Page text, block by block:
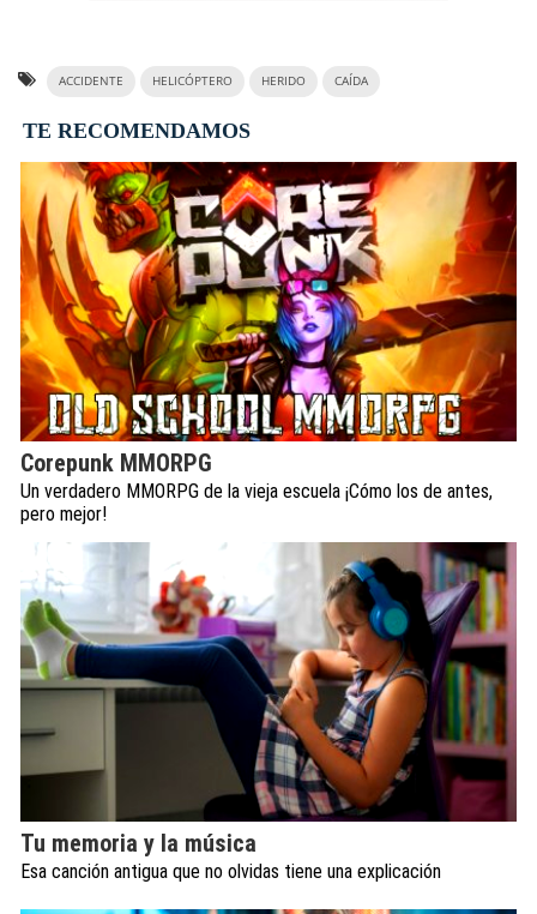
ACCIDENTE HELICÓPTERO HERIDO CAÍDA
TE RECOMENDAMOS
Corepunk MMORPG
Un verdadero MMORPG de la vieja escuela ¡Cómo los de antes,
pero mejor!
Tu memoria y la música
Esa canción antigua que no olvidas tiene una explicación